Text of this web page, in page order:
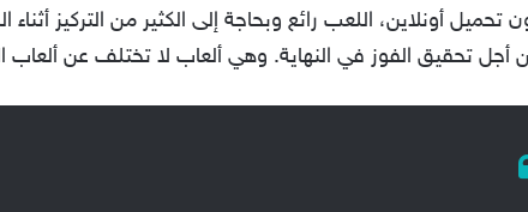
تحميل أونلاين، اللعب رائع وبحاجة إلى الكثير من التركيز
أجل تحقيق الفوز في النهاية. وهي ألعاب لا تختلف عن